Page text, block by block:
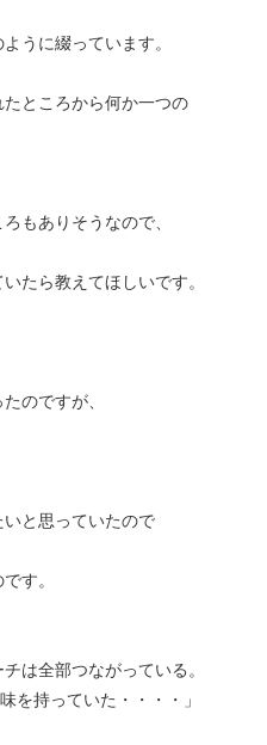
うに綴っています。
ところから何か一つの
もありそうなので、
たら教えてほしいです。
のですが、
と思っていたので
す。
は全部つながっている。
を持っていた・・・・」